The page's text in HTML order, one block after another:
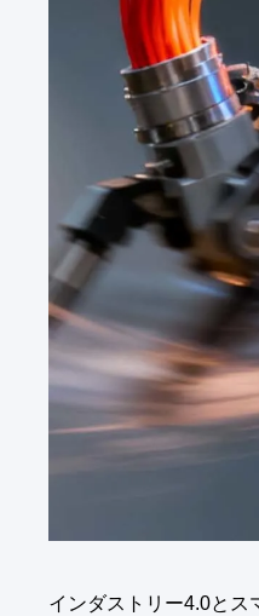
インダストリー4.0とス